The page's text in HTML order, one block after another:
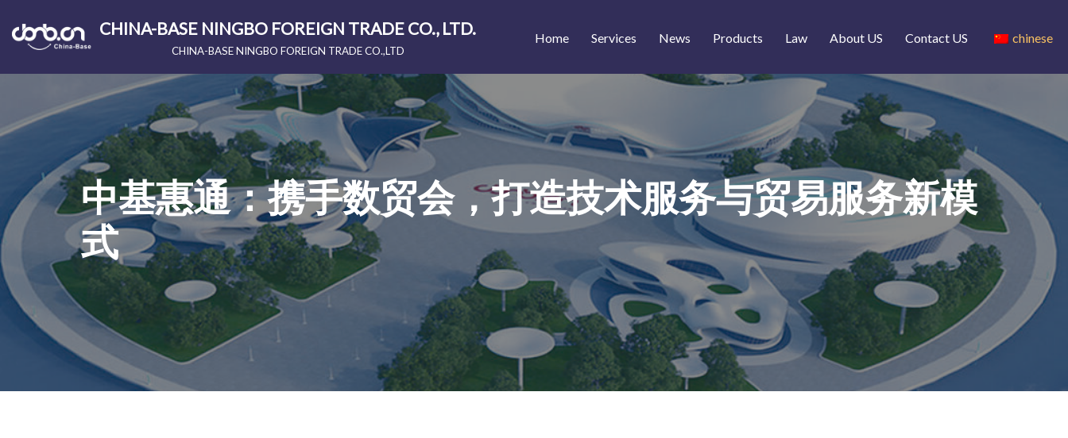
Skip
CHINA-BASE NINGBO FOREIGN TRADE CO., LTD.
CHINA-BASE NINGBO FOREIGN TRADE CO.,LTD
Home Services News Products Law About US Contact US chinese
中基惠通：携手数贸会，打造技术服务与贸易服务新模
式